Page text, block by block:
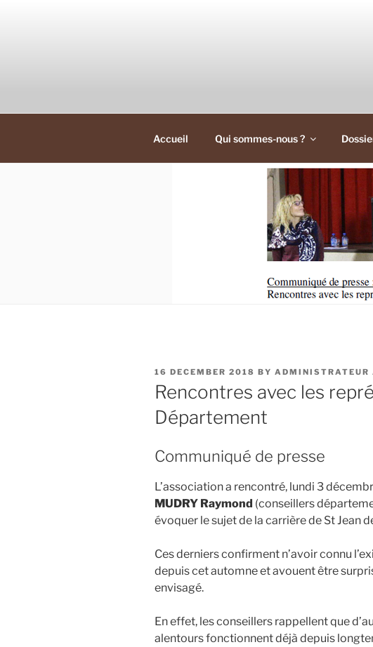
Accueil Qui sommes-nous ?
POSTED
ON
16 DECEMBER 2018 BY ADMINISTRATEUR
Rencontres avec les
Département
Communiqué de presse
L’association a rencontré, lundi 3
MUDRY Raymond (conseillers
évoquer le sujet de la carrière de St Jean
Ces derniers confirment n’avoir connu
depuis cet automne et avouent être
envisagé.
En effet, les conseillers rappellent que
alentours fonctionnent déjà depuis